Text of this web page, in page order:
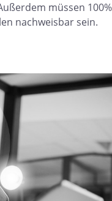
müssen 100%
nachweisbar sein.